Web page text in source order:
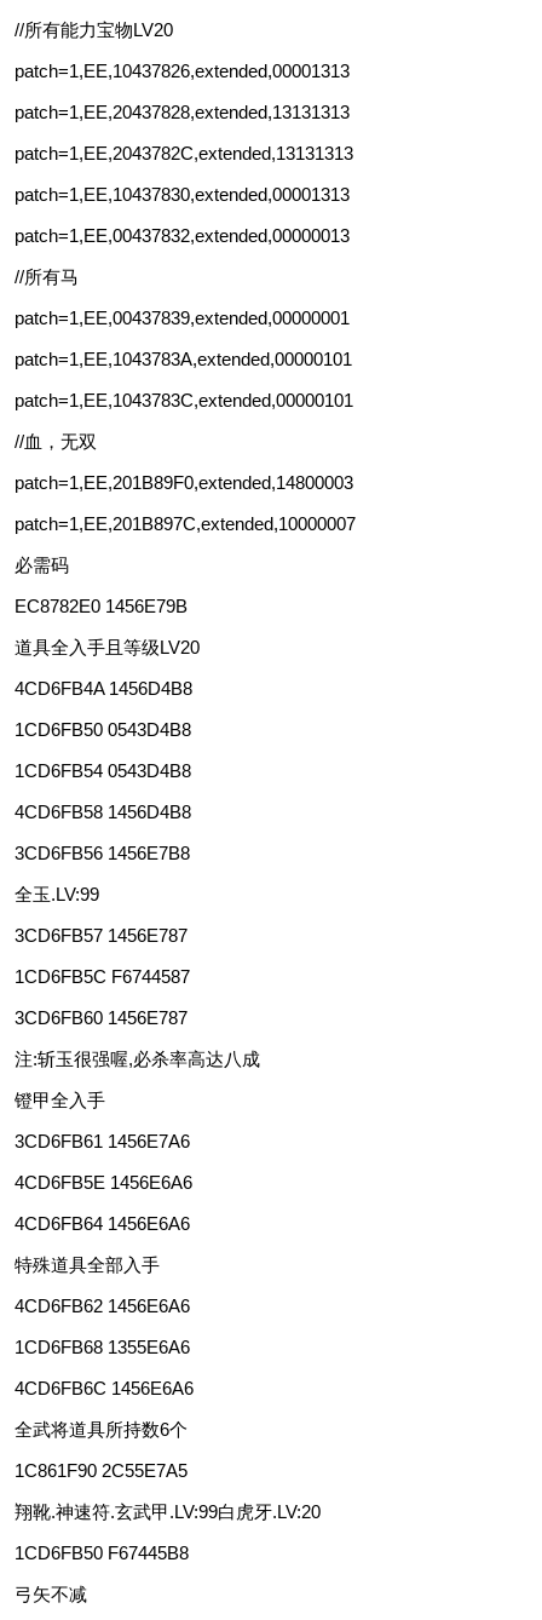
//所有能力宝物LV20
patch=1,EE,10437826,extended,00001313
patch=1,EE,20437828,extended,13131313
patch=1,EE,2043782C,extended,13131313
patch=1,EE,10437830,extended,00001313
patch=1,EE,00437832,extended,00000013
//所有马
patch=1,EE,00437839,extended,00000001
patch=1,EE,1043783A,extended,00000101
patch=1,EE,1043783C,extended,00000101
//血，无双
patch=1,EE,201B89F0,extended,14800003
patch=1,EE,201B897C,extended,10000007
必需码
EC8782E0 1456E79B
道具全入手且等级LV20
4CD6FB4A 1456D4B8
1CD6FB50 0543D4B8
1CD6FB54 0543D4B8
4CD6FB58 1456D4B8
3CD6FB56 1456E7B8
全玉.LV:99
3CD6FB57 1456E787
1CD6FB5C F6744587
3CD6FB60 1456E787
注:斩玉很强喔,必杀率高达八成
镫甲全入手
3CD6FB61 1456E7A6
4CD6FB5E 1456E6A6
4CD6FB64 1456E6A6
特殊道具全部入手
4CD6FB62 1456E6A6
1CD6FB68 1355E6A6
4CD6FB6C 1456E6A6
全武将道具所持数6个
1C861F90 2C55E7A5
翔靴.神速符.玄武甲.LV:99白虎牙.LV:20
1CD6FB50 F67445B8
弓矢不减